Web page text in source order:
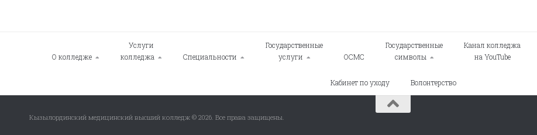
О колледже
Услуги
колледжа
Специальности
Государственные
услуги
ОСМС
Государственные
символы
Канал колледжа
на YouTube
Кабинет по уходу Волонтерство
Кызылординский медицинский высший колледж © 2026. Все права защищены.